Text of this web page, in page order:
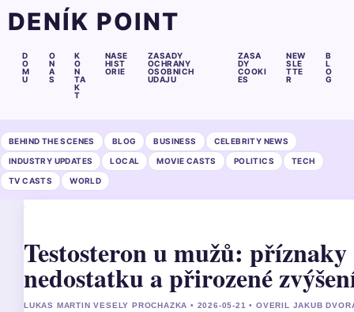
DENÍK POINT
D
O
M
U
O
N
A
S
K
O
N
TA
K
T
NASE
HIST
ORIE
ZASADY
OCHRANY
OSOBNICH
UDAJU
ZASA
DY
COOKI
ES
NEW
SLE
TTE
R
B
L
O
G
BEHIND THE SCENES BLOG BUSINESS CELEBRITY NEWS
INDUSTRY UPDATES LOCAL MOVIE CASTS POLITICS TECH
TV CASTS WORLD
Testosteron u mužů: příznaky
nedostatku a přirozené
LUKAS MARTIN VESELY PROCHAZKA • 2026-05-21 • OVERIL JAKUB